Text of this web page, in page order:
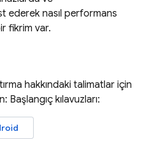
ederek nasıl performans
fikrim var.
hakkındaki talimatlar için
Başlangıç kılavuzları: